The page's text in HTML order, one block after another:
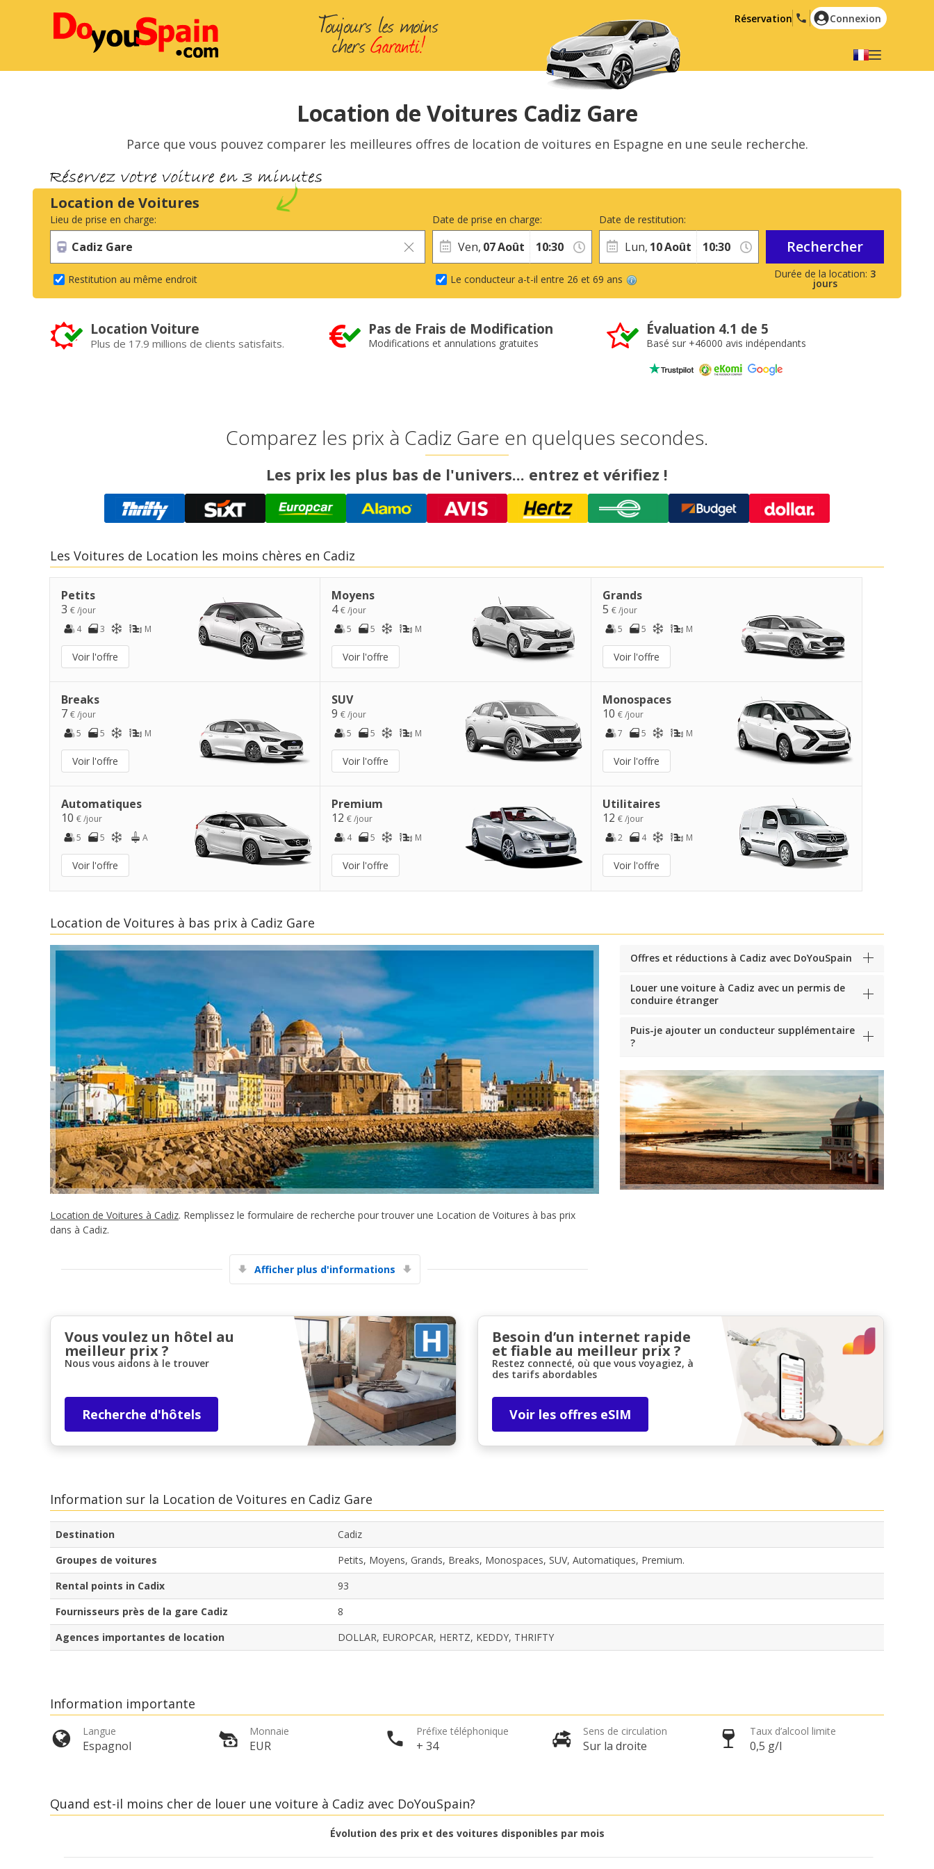
Réservation Connexion
Italiano
Nederlands
Română
Русский
Hrvatski
Location de Voitures Cadiz Gare
Parce que vous pouvez comparer les meilleures offres de location de voitures en Espagne en une seule recherche.
Location de Voitures
Lieu de prise en charge:
Restitution au même endroit
Date de prise en charge:
Ven, 07Août
3
jours
Date de restitution:
Lun, 10Août
Le conducteur a-t-il entre 26 et 69 ans
Rechercher
Location Voiture
Plus de 17.9 millions de clients satisfaits.
Pas de Frais de Modification
Modifications et annulations gratuites
Évaluation 4.1 de 5
Basé sur +46000 avis indépendants
Comparez les prix à Cadiz Gare en quelques secondes.
Les prix les plus bas de l'univers... entrez et vérifiez !
Les Voitures de Location les moins chères en Cadiz
Petits
3 € /jour
4
3 M
Voir l'offre
Moyens
4€ /jour
5
5 M
Voir l'offre
Grands
5 € /jour
5
5 M
Voir l'offre
Breaks
7 € /jour
5
5 M
Voir l'offre
SUV
9€ /jour
5
5 M
Voir l'offre
Monospaces
10 € /jour
7
5 M
Voir l'offre
Automatiques
10 € /jour
5
5 A
Voir l'offre
Premium
12€ /jour
4
5 M
Voir l'offre
Utilitaires
12 € /jour
2
4 M
Voir l'offre
Location de Voitures à bas prix à Cadiz Gare
Location de Voitures à Cadiz. Remplissez le formulaire de recherche pour trouver une Location de Voitures à bas prix
dans à Cadiz.
Afficher plus d'informations
Offres et réductions à Cadiz avec DoYouSpain
Louer une voiture à Cadiz avec un permis de
conduire étranger
Puis-je ajouter un conducteur supplémentaire
?
Vous voulez un hôtel au
meilleur prix ?
Nous vous aidons à le trouver
Recherche d'hôtels
Besoin d’un internet rapide
et fiable au meilleur prix ?
Restez connecté, où que vous voyagiez, à
des tarifs abordables
Voir les offres eSIM
Information sur la Location de Voitures en Cadiz Gare
Destination
Cadiz
Groupes de voitures
Petits, Moyens, Grands, Breaks, Monospaces, SUV, Automatiques, Premium.
Rental points in Cadix
93
Fournisseurs près de la gare Cadiz
8
Agences importantes de location
DOLLAR, EUROPCAR, HERTZ, KEDDY, THRIFTY
Information importante
Langue
Espagnol
Monnaie
EUR
Préfixe téléphonique
+ 34
Sens de circulation
Sur la droite
Taux d’alcool limite
0,5 g/l
Quand est-il moins cher de louer une voiture à Cadiz avec DoYouSpain?
Évolution des prix et des voitures disponibles par mois
endroit